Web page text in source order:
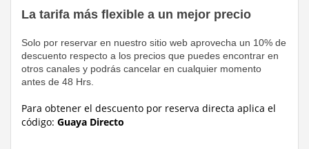
La tarifa más flexible a un mejor precio
Solo por reservar en nuestro sitio web aprovecha un 10% de
descuento respecto a los precios que puedes encontrar en
otros canales y podrás cancelar en cualquier momento
antes de 48 Hrs.
Para obtener el descuento por reserva directa aplica el
código: Guaya Directo